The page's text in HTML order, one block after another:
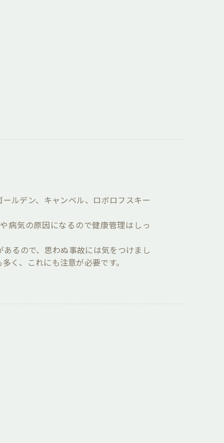
ルデン、キャンベル、ロボロフスキー
病気の原因になるので健康管理はしっ
るので、思わぬ事故には気をつけまし
く、これにも注意が必要です。